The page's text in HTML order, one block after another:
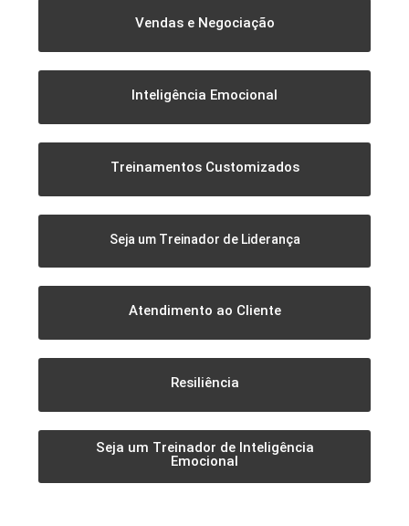
Vendas e Negociação
Inteligência Emocional
Treinamentos Customizados
Seja um Treinador de Liderança
Atendimento ao Cliente
Resiliência
Seja um Treinador de Inteligência
Emocional